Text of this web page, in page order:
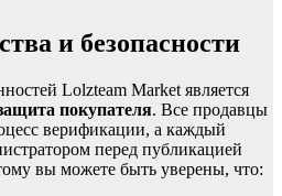
и безопасности
Lolzteam Market является
покупателя. Все продавцы
верификации, а каждый
перед публикацией
вы можете быть уверены, что: